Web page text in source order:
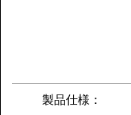
製品仕様：